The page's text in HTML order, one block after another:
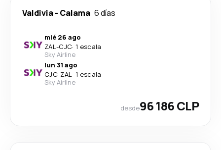
Valdivia- Calama 6 días
mié 26 ago
ZAL-CJC· 1 escala
Sky Airline
lun 31 ago
CJC-ZAL· 1 escala
Sky Airline
desde96 186 CLP